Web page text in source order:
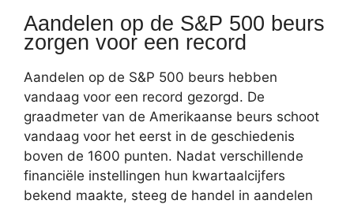
Aandelen op de S&P 500 beurs
zorgen voor een record
Aandelen op de S&P 500 beurs hebben
vandaag voor een record gezorgd. De
graadmeter van de Amerikaanse beurs schoot
vandaag voor het eerst in de geschiedenis
boven de 1600 punten. Nadat verschillende
financiële instellingen hun kwartaalcijfers
bekend maakte, steeg de handel in aandelen